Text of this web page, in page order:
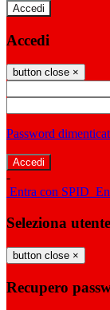
Accedi
Accedi
button close ×
Password
-
Entra con SPID
Seleziona utente
button close ×
Recupero